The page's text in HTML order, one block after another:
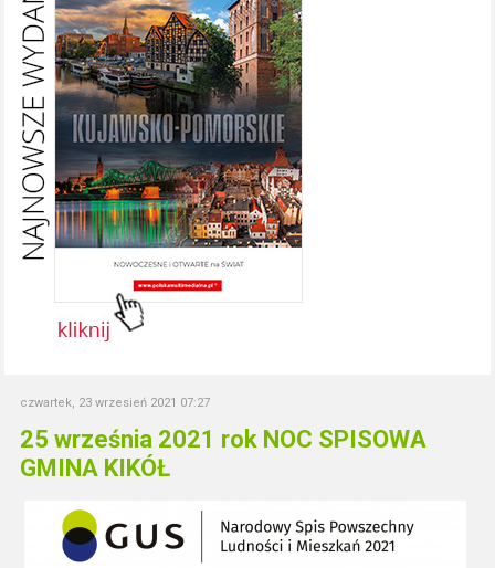
czwartek, 23 wrzesień 2021 07:27
25 września 2021 rok NOC SPISOWA
GMINA KIKÓŁ